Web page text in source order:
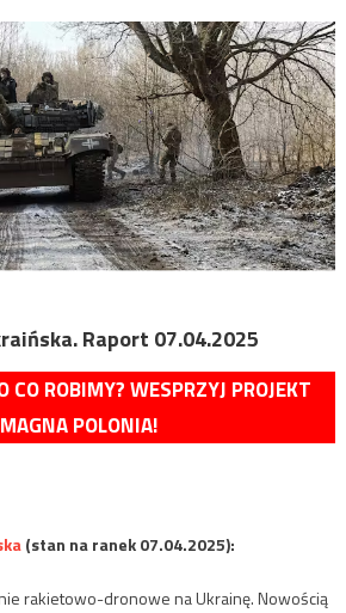
Raport 07.04.2025
CO ROBIMY? WESPRZYJ PROJEKT
MAGNA POLONIA!
(stan na ranek 07.04.2025):
rakietowo-dronowe na Ukrainę. Nowością